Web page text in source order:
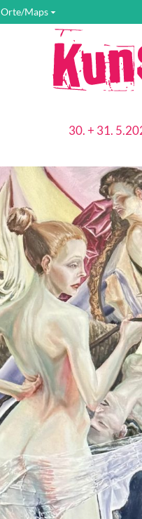
Orte/Maps
30. + 31.